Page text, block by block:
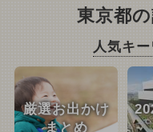
東京都
人気キ
厳選お出かけ
まとめ